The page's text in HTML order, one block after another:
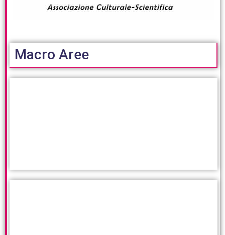
Macro Aree